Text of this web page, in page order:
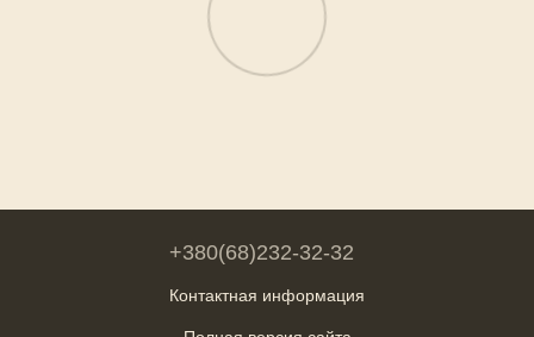
+380(68)232-32-32
Контактная информация